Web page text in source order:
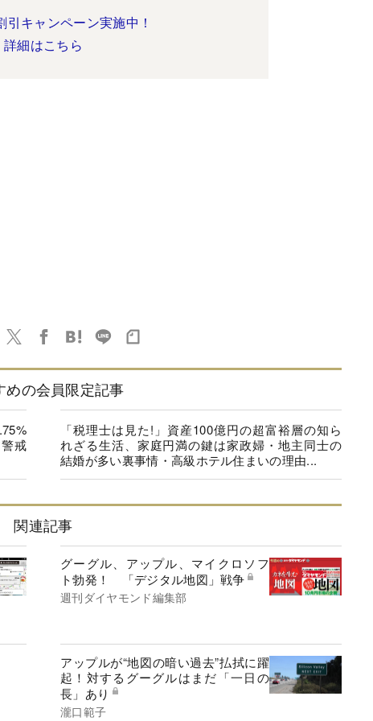
引キャンペーン実施中！
詳細はこちら
めの会員限定記事
戒
「税理士は見た!」資産100億円の超富裕層の知ら
れざる生活、家庭円満の鍵は家政婦・地主同士の
結婚が多い裏事情・高級ホテル住まいの理由...
関連記事
グーグル、アップル、マイクロソフ
ト勃発！ 「デジタル地図」戦争
週刊ダイヤモンド編集部
アップルが“地図の暗い過去”払拭に躍
起！対するグーグルはまだ「一日の
長」あり
瀧口範子